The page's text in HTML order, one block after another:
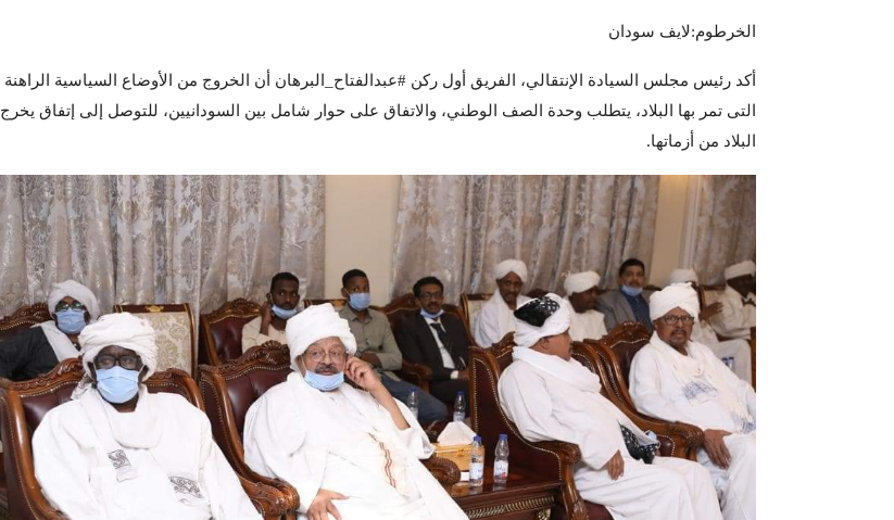
الخرطوم:لايف سودان
أكد رئيس مجلس السيادة الإنتقالي، الفريق أول ركن #عبدالفتاح_البرهان أن الخروج من الأوضاع السياسية الراهنة
التى تمر بها البلاد، يتطلب وحدة الصف الوطني، والاتفاق على حوار شامل بين السودانيين، للتوصل إلى إتفاق يخرج
البلاد من أزماتها.